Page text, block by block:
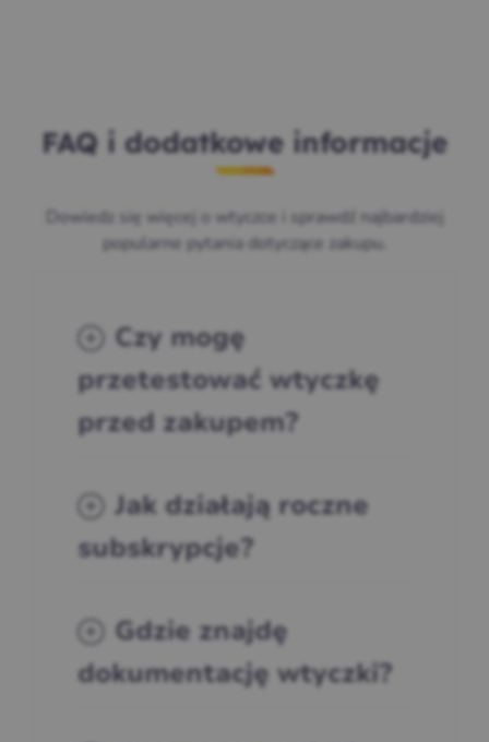
FAQ i dodatkowe informacje
Dowiedz się więcej o wtyczce i sprawdź najbardziej
popularne pytania dotyczące zakupu.
Czy mogę
przetestować wtyczkę
przed zakupem?
Jak działają roczne
subskrypcje?
Gdzie znajdę
dokumentację wtyczki?